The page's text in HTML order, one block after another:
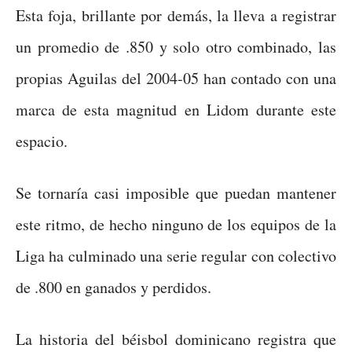
Esta foja, brillante por demás, la lleva a registrar
un promedio de .850 y solo otro combinado, las
propias Aguilas del 2004-05 han contado con una
marca de esta magnitud en Lidom durante este
espacio.
Se tornaría casi imposible que puedan mantener
este ritmo, de hecho ninguno de los equipos de la
Liga ha culminado una serie regular con colectivo
de .800 en ganados y perdidos.
La historia del béisbol dominicano registra que